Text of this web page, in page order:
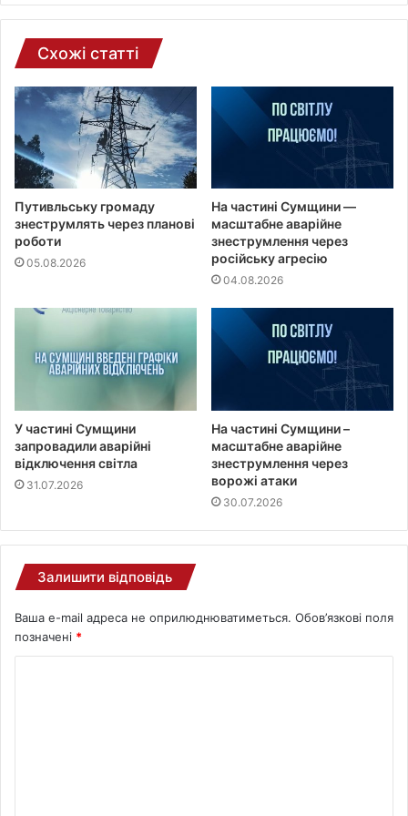
ш
и
Схожі статті
Путивльську громаду
знеструмлять через планові
роботи
05.08.2026
На частині Сумщини —
масштабне аварійне
знеструмлення через
російську агресію
04.08.2026
У частині Сумщини
запровадили аварійні
відключення світла
31.07.2026
На частині Сумщини –
масштабне аварійне
знеструмлення через
ворожі атаки
30.07.2026
Залишити відповідь
Ваша e-mail адреса не оприлюднюватиметься. Обов’язкові поля
позначені *